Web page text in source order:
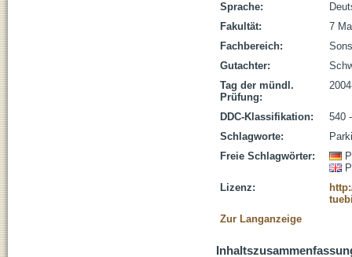
Sprache:
Fakultät:
7
Fachbereich:
Gutachter:
Tag der mündl.
Prüfung:
DDC-Klassifikation:
540
Schlagworte:
Freie Schlagwörter:
Lizenz:
Zur Langanzeige